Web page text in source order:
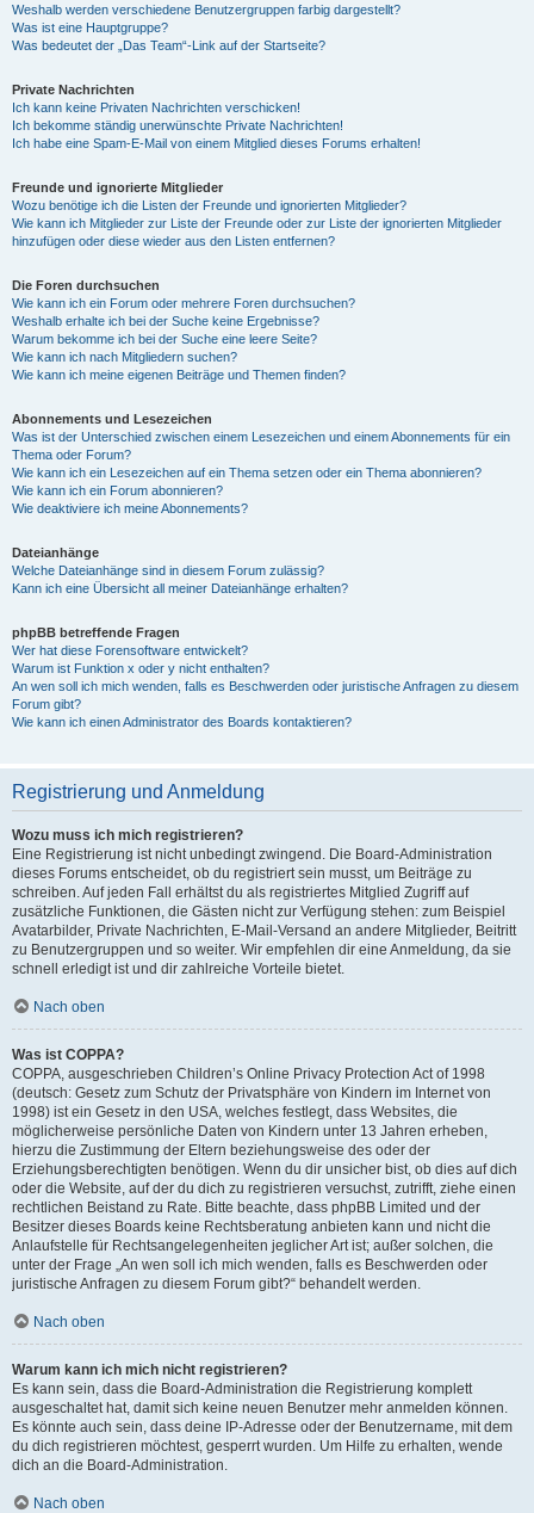
Weshalb werden verschiedene Benutzergruppen farbig dargestellt?
Was ist eine Hauptgruppe?
Was bedeutet der „Das Team“-Link auf der Startseite?
Private Nachrichten
Ich kann keine Privaten Nachrichten verschicken!
Ich bekomme ständig unerwünschte Private Nachrichten!
Ich habe eine Spam-E-Mail von einem Mitglied dieses Forums erhalten!
Freunde und ignorierte Mitglieder
Wozu benötige ich die Listen der Freunde und ignorierten Mitglieder?
Wie kann ich Mitglieder zur Liste der Freunde oder zur Liste der ignorierten Mitglieder
hinzufügen oder diese wieder aus den Listen entfernen?
Die Foren durchsuchen
Wie kann ich ein Forum oder mehrere Foren durchsuchen?
Weshalb erhalte ich bei der Suche keine Ergebnisse?
Warum bekomme ich bei der Suche eine leere Seite?
Wie kann ich nach Mitgliedern suchen?
Wie kann ich meine eigenen Beiträge und Themen finden?
Abonnements und Lesezeichen
Was ist der Unterschied zwischen einem Lesezeichen und einem Abonnements für ein
Thema oder Forum?
Wie kann ich ein Lesezeichen auf ein Thema setzen oder ein Thema abonnieren?
Wie kann ich ein Forum abonnieren?
Wie deaktiviere ich meine Abonnements?
Dateianhänge
Welche Dateianhänge sind in diesem Forum zulässig?
Kann ich eine Übersicht all meiner Dateianhänge erhalten?
phpBB betreffende Fragen
Wer hat diese Forensoftware entwickelt?
Warum ist Funktion x oder y nicht enthalten?
An wen soll ich mich wenden, falls es Beschwerden oder juristische Anfragen zu diesem
Forum gibt?
Wie kann ich einen Administrator des Boards kontaktieren?
Registrierung und Anmeldung
Wozu muss ich mich registrieren?
Eine Registrierung ist nicht unbedingt zwingend. Die Board-Administration
dieses Forums entscheidet, ob du registriert sein musst, um Beiträge zu
schreiben. Auf jeden Fall erhältst du als registriertes Mitglied Zugriff auf
zusätzliche Funktionen, die Gästen nicht zur Verfügung stehen: zum Beispiel
Avatarbilder, Private Nachrichten, E-Mail-Versand an andere Mitglieder, Beitritt
zu Benutzergruppen und so weiter. Wir empfehlen dir eine Anmeldung, da sie
schnell erledigt ist und dir zahlreiche Vorteile bietet.
Nach oben
Was ist COPPA?
COPPA, ausgeschrieben Children’s Online Privacy Protection Act of 1998
(deutsch: Gesetz zum Schutz der Privatsphäre von Kindern im Internet von
1998) ist ein Gesetz in den USA, welches festlegt, dass Websites, die
möglicherweise persönliche Daten von Kindern unter 13 Jahren erheben,
hierzu die Zustimmung der Eltern beziehungsweise des oder der
Erziehungsberechtigten benötigen. Wenn du dir unsicher bist, ob dies auf dich
oder die Website, auf der du dich zu registrieren versuchst, zutrifft, ziehe einen
rechtlichen Beistand zu Rate. Bitte beachte, dass phpBB Limited und der
Besitzer dieses Boards keine Rechtsberatung anbieten kann und nicht die
Anlaufstelle für Rechtsangelegenheiten jeglicher Art ist; außer solchen, die
unter der Frage „An wen soll ich mich wenden, falls es Beschwerden oder
juristische Anfragen zu diesem Forum gibt?“ behandelt werden.
Nach oben
Warum kann ich mich nicht registrieren?
Es kann sein, dass die Board-Administration die Registrierung komplett
ausgeschaltet hat, damit sich keine neuen Benutzer mehr anmelden können.
Es könnte auch sein, dass deine IP-Adresse oder der Benutzername, mit dem
du dich registrieren möchtest, gesperrt wurden. Um Hilfe zu erhalten, wende
dich an die Board-Administration.
Nach oben